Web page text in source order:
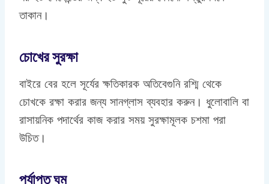
তাকান।
চোখের সুরক্ষা
বাইরে বের হলে সূর্যের ক্ষতিকারক অতিবেগুনি রশ্মি থেকে
চোখকে রক্ষা করার জন্য সানগ্লাস ব্যবহার করুন। ধুলোবালি বা
রাসায়নিক পদার্থের কাজ করার সময় সুরক্ষামূলক চশমা পরা
উচিত।
পর্যাপ্ত ঘুম